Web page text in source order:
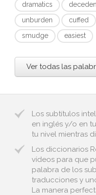
dramatics
unburden
cuffed
smudge
easiest
Ver todas las
Los subtítulos
en inglés y/o en
tu nivel mientras
Los diccionarios
vídeos para que
palabra de los
traducciones y
La manera